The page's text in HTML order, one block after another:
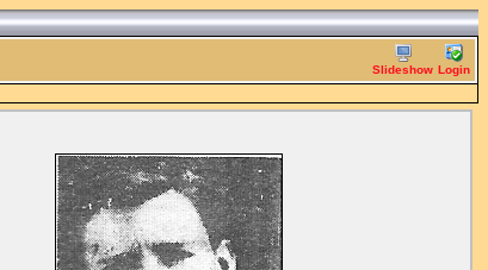
Slideshow Login